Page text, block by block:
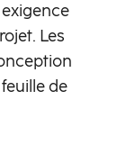
Les
de